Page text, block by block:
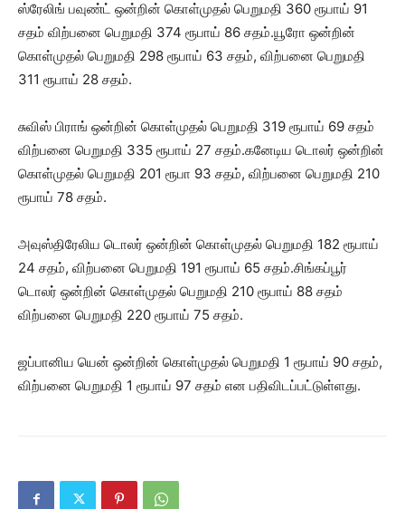
ஸ்ரேலிங் பவுண்ட் ஒன்றின் கொள்முதல் பெறுமதி 360 ரூபாய் 91
சதம் விற்பனை பெறுமதி 374 ரூபாய் 86 சதம்.யூரோ ஒன்றின்
கொள்முதல் பெறுமதி 298 ரூபாய் 63 சதம், விற்பனை பெறுமதி
311 ரூபாய் 28 சதம்.
சுவிஸ் பிராங் ஒன்றின் கொள்முதல் பெறுமதி 319 ரூபாய் 69 சதம்
விற்பனை பெறுமதி 335 ரூபாய் 27 சதம்.கனேடிய டொலர் ஒன்றின்
கொள்முதல் பெறுமதி 201 ரூபா 93 சதம், விற்பனை பெறுமதி 210
ரூபாய் 78 சதம்.
அவுஸ்திரேலிய டொலர் ஒன்றின் கொள்முதல் பெறுமதி 182 ரூபாய்
24 சதம், விற்பனை பெறுமதி 191 ரூபாய் 65 சதம்.சிங்கப்பூர்
டொலர் ஒன்றின் கொள்முதல் பெறுமதி 210 ரூபாய் 88 சதம்
விற்பனை பெறுமதி 220 ரூபாய் 75 சதம்.
ஜப்பானிய யென் ஒன்றின் கொள்முதல் பெறுமதி 1 ரூபாய் 90 சதம்,
விற்பனை பெறுமதி 1 ரூபாய் 97 சதம் என பதிவிடப்பட்டுள்ளது.